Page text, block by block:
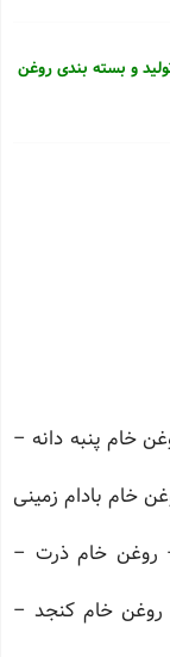
و بسته بندی روغن
خام پنبه دانه –
خام بادام زمینی
– روغن خام ذرت –
– روغن خام کنجد –